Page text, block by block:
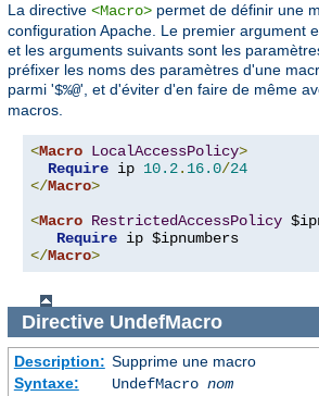
La directive <Macro> permet de définir une
configuration Apache. Le premier argument
et les arguments suivants sont les
préfixer les noms des paramètres d'une
parmi '$%@', et d'éviter d'en faire de même
macros.
<Macro LocalAccessPolicy>
Require ip 10.2. 16.0/24
</Macro>
<Macro RestrictedAccessPolicy
Require
</Macro>
Directive UndefMacro
Description: Supprime une macro
Syntaxe:
UndefMacro nom